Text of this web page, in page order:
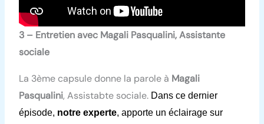
3 – Entretien avec Magali Pasqualini, Assistante
sociale
La 3ème capsule donne la parole à Magali
Pasqualini, Assistabte sociale. Dans ce dernier
épisode, notre experte, apporte un éclairage sur